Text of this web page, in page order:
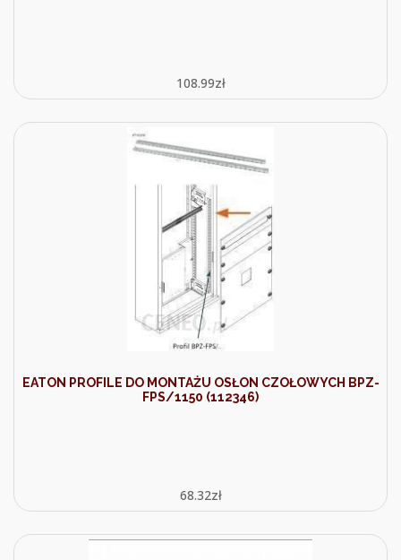
108.99zł
EATON PROFILE DO MONTAŻU OSŁON CZOŁOWYCH BPZ-
FPS/1150 (112346)
68.32zł